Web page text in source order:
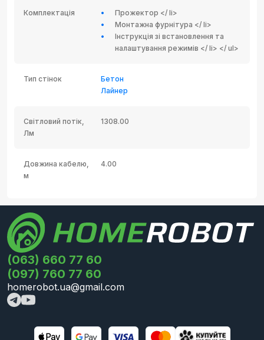
Комплектація
Прожектор </ li>
Монтажна фурнітура </ li>
Інструкція зі встановлення та
налаштування режимів </ li> </ ul>
Тип стінок
Бетон
Лайнер
Світловий потік,
Лм
1308.00
Довжина кабелю,
м
4.00
(063) 660 77 60
(097) 760 77 60
homerobot.ua@gmail.com